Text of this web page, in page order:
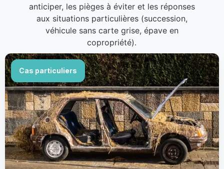
anticiper, les pièges à éviter et les réponses
aux situations particulières (succession,
véhicule sans carte grise, épave en
copropriété).
Cas particuliers